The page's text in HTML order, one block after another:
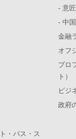
・パス・ス
- 意
- 中
金融
オフ
プロ
ト）
ビジ
政府